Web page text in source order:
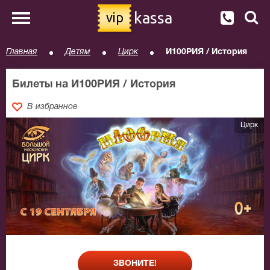
vip kassa
Главная Детям Цирк И100РИЯ / История
Билеты на И100РИЯ / История
В избранное
Цирк
ЗВОНИТЕ!